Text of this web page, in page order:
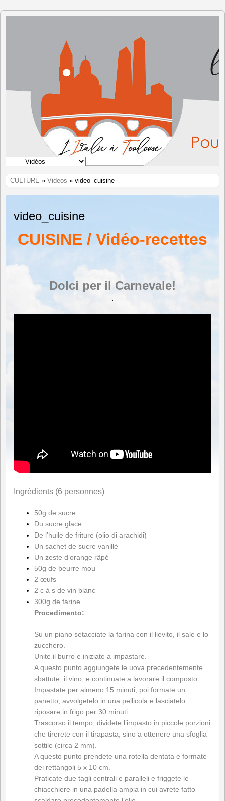
L'Italie à
Toulouse
CULTURE » Videos » video_cuisine
video_cuisine
CUISINE / Vidéo-recettes
Dolci per il Carnevale!
.
Ingrédients (6 personnes)
50g de sucre
Du sucre glace
De l’huile de friture (olio di arachidi)
Un sachet de sucre vanillé
Un zeste d’orange râpé
50g de beurre mou
2 œufs
2 c à s de vin blanc
300g de farine
Procedimento:
Su un piano setacciate la farina con il lievito, il sale e lo
zucchero.
Unite il burro e iniziate a impastare.
A questo punto aggiungete le uova precedentemente
sbattute, il vino, e continuate a lavorare il composto.
Impastate per almeno 15 minuti, poi formate un
panetto, avvolgetelo in una pellicola e lasciatelo
riposare in frigo per 30 minuti.
Trascorso il tempo, dividete l’impasto in piccole porzioni
che tirerete con il tirapasta, sino a ottenere una sfoglia
sottile (circa 2 mm).
A questo punto prendete una rotella dentata e formate
dei rettangoli 5 x 10 cm.
Praticate due tagli centrali e paralleli e friggete le
chiacchiere in una padella ampia in cui avrete fatto